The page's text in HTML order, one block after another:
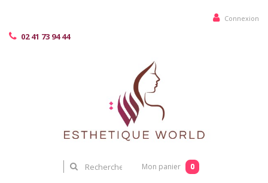
Connexion
02 41 73 94 44
Mon panier 0